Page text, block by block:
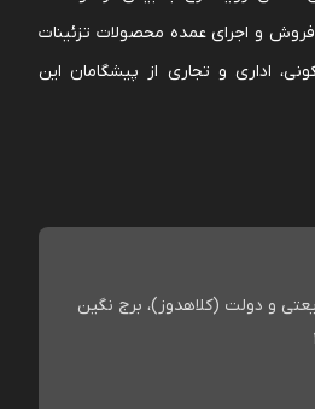
و اجرای عمده محصولات تزئینات
اداری و تجاری از پیشگامان این
و دولت (کلاهدوز)، برج نگین